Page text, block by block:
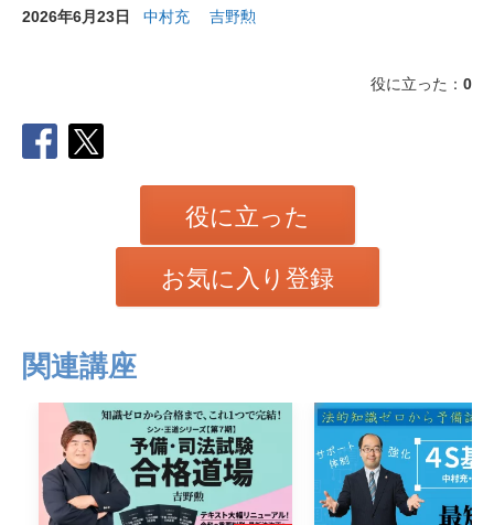
2026年6月23日 中村充 吉野勲
役に立った： 0
役に立った
お気に入り登録
関連講座